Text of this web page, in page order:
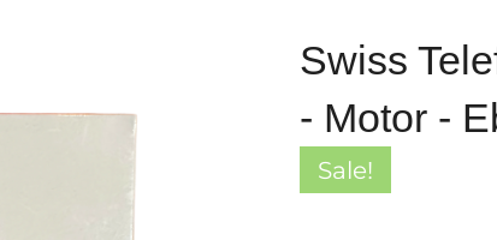
Swiss
- Motor -
Sale!